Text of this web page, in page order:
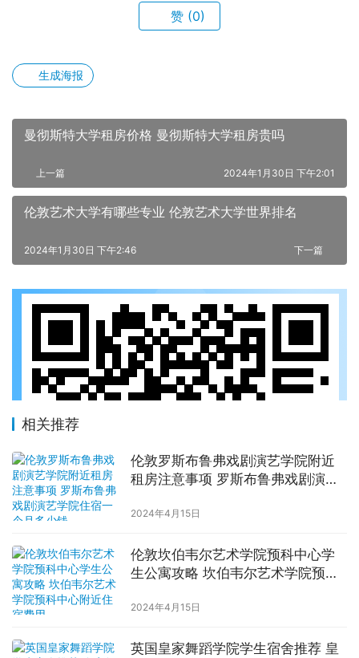
赞 (0)
生成海报
曼彻斯特大学租房价格 曼彻斯特大学租房贵吗
上一篇 2024年1月30日 下午2:01
伦敦艺术大学有哪些专业 伦敦艺术大学世界排名
下一篇
2024年1月30日 下午2:46
相关推荐
伦敦罗斯布鲁弗戏剧演艺学院附近
租房注意事项 罗斯布鲁弗戏剧演艺
2024年4月15日
伦敦坎伯韦尔艺术学院预科中心学
生公寓攻略 坎伯韦尔艺术学院预科
2024年4月15日
英国皇家舞蹈学院学生宿舍推荐 皇